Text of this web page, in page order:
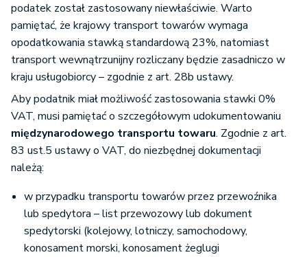
podatek został zastosowany niewłaściwie. Warto
pamiętać, że krajowy transport towarów wymaga
opodatkowania stawką standardową 23%, natomiast
transport wewnątrzunijny rozliczany będzie zasadniczo w
kraju usługobiorcy – zgodnie z art. 28b ustawy.
Aby podatnik miał możliwość zastosowania stawki 0%
VAT, musi pamiętać o szczegółowym udokumentowaniu
międzynarodowego transportu towaru. Zgodnie z art.
83 ust.5 ustawy o VAT, do niezbędnej dokumentacji
należą:
w przypadku transportu towarów przez przewoźnika
lub spedytora – list przewozowy lub dokument
spedytorski (kolejowy, lotniczy, samochodowy,
konosament morski, konosament żeglugi